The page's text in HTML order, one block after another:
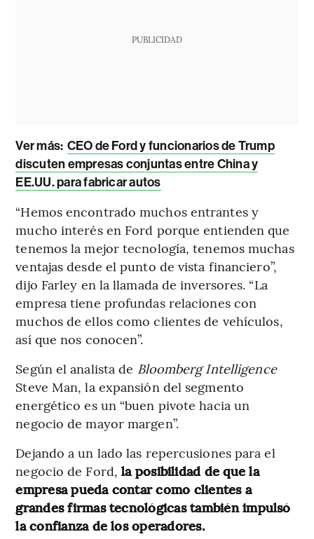
PUBLICIDAD
Ver más: CEO de Ford y funcionarios de Trump
discuten empresas conjuntas entre China y
EE.UU. para fabricar autos
“Hemos encontrado muchos entrantes y
mucho interés en Ford porque entienden que
tenemos la mejor tecnología, tenemos muchas
ventajas desde el punto de vista financiero”,
dijo Farley en la llamada de inversores. “La
empresa tiene profundas relaciones con
muchos de ellos como clientes de vehículos,
así que nos conocen”.
Según el analista de Bloomberg Intelligence
Steve Man, la expansión del segmento
energético es un “buen pivote hacia un
negocio de mayor margen”.
Dejando a un lado las repercusiones para el
negocio de Ford,la posibilidad de que la
empresa pueda contar como clientes a
grandes firmas tecnológicas también impulsó
la confianza de los operadores.